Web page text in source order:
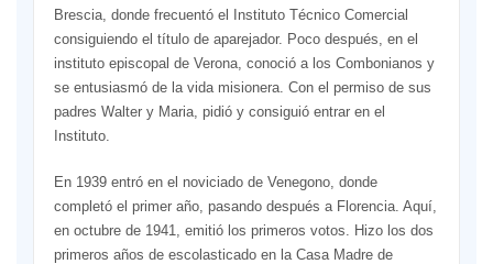
Brescia, donde frecuentó el Instituto Técnico Comercial
consiguiendo el título de aparejador. Poco después, en el
instituto episcopal de Verona, conoció a los Combonianos y
se entusiasmó de la vida misionera. Con el permiso de sus
padres Walter y Maria, pidió y consiguió entrar en el
Instituto.
En 1939 entró en el noviciado de Venegono, donde
completó el primer año, pasando después a Florencia. Aquí,
en octubre de 1941, emitió los primeros votos. Hizo los dos
primeros años de escolasticado en la Casa Madre de